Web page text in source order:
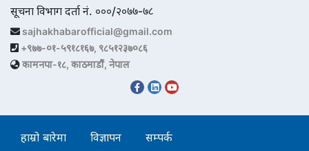
सूचना विभाग दर्ता नं. ०००/२०७७-७८
sajhakhabarofficial@gmail.com
+९७७-०१-५९१८१६७, ९८५१२३७०८६
कामनपा-१८, काठमाडौं, नेपाल
हाम्रो बारेमा विज्ञापन सम्पर्क